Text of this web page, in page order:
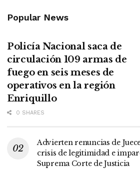
Popular News
Policía Nacional saca de
circulación 109 armas de
fuego en seis meses de
operativos en la región
Enriquillo
0 SHARES
Advierten renuncias de
crisis de legitimidad e
Suprema Corte de Justicia